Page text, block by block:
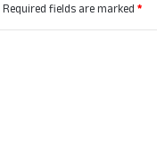
Required fields are marked*